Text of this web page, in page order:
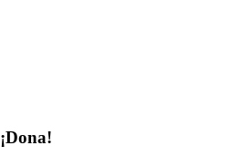
¡Dona!